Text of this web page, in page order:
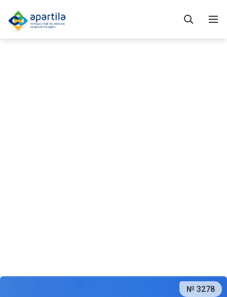
№ 3278